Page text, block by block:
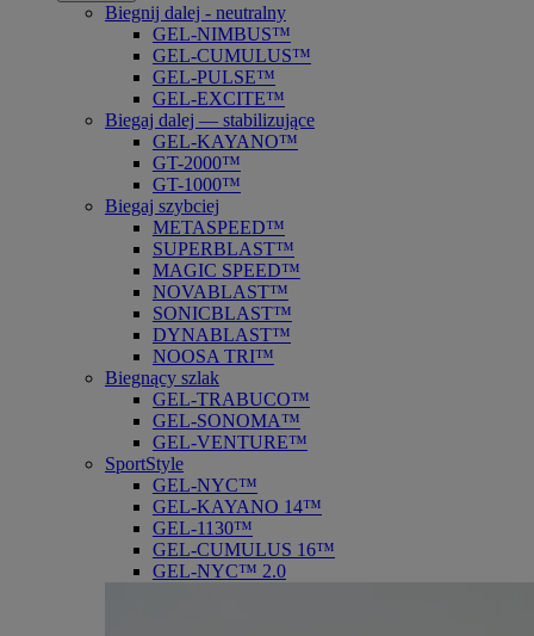
Biegnij dalej - neutralny
GEL-NIMBUS™
GEL-CUMULUS™
GEL-PULSE™
GEL-EXCITE™
Biegaj dalej — stabilizujące
GEL-KAYANO™
GT-2000™
GT-1000™
Biegaj szybciej
METASPEED™
SUPERBLAST™
MAGIC SPEED™
NOVABLAST™
SONICBLAST™
DYNABLAST™
NOOSA TRI™
Biegnący szlak
GEL-TRABUCO™
GEL-SONOMA™
GEL-VENTURE™
SportStyle
GEL-NYC™
GEL-KAYANO 14™
GEL-1130™
GEL-CUMULUS 16™
GEL-NYC™ 2.0